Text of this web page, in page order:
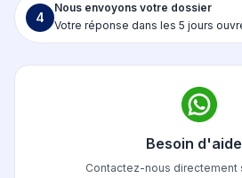
4
Nous envoyons votre dossier
Votre réponse dans les 5 jours
Besoin
Contactez-nous directement